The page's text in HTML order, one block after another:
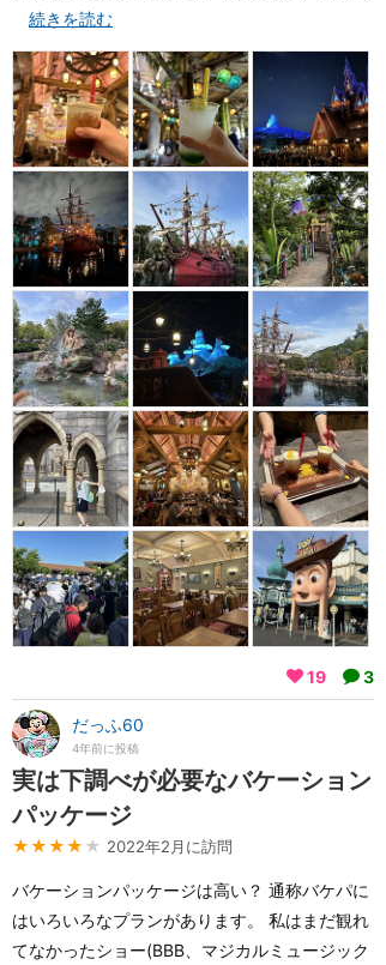
続きを読む
19 3
だっふ60
4年前に投稿
実は下調べが必要なバケーション
パッケージ
★★★★ ★ 2022年2月に訪問
バケーションパッケージは高い？ 通称バケパに
はいろいろなプランがあります。 私はまだ観れ
てなかったショー(BBB、マジカルミュージック